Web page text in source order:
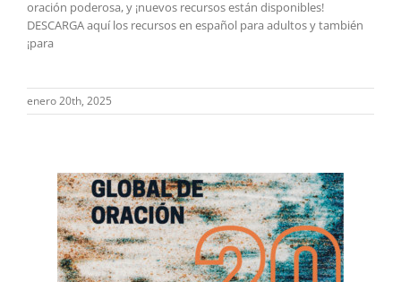
oración poderosa, y ¡nuevos recursos están disponibles!
DESCARGA aquí los recursos en español para adultos y también
¡para
enero 20th, 2025